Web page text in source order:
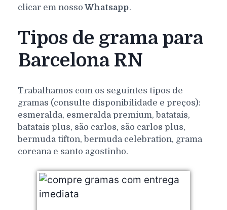
clicar em nosso Whatsapp.
Tipos de grama para
Barcelona RN
Trabalhamos com os seguintes tipos de
gramas (consulte disponibilidade e preços):
esmeralda, esmeralda premium, batatais,
batatais plus, são carlos, são carlos plus,
bermuda tifton, bermuda celebration, grama
coreana e santo agostinho.